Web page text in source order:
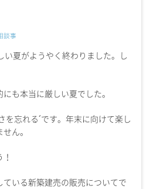
談事
夏がようやく終わりました。し
も本当に厳しい夏でした。
を忘れる´です。年末に向けて楽し
ん。
いる新築建売の販売についてで